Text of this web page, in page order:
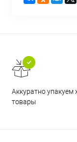
Аккуратно упакуем
товары